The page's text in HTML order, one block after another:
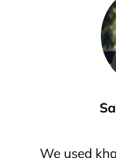
We used